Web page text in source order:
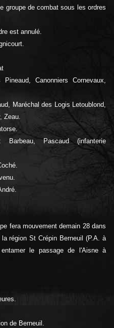
groupe de combat sous les ordres
est annulé.
Canonniers Cornevaux,
Maréchal des Logis Letoublond,
Zeau.
Pascaud (infanterie
fera mouvement demain 28 dans
région St Crépin Berneuil (P.A. à
le passage de l'Aisne à
de Berneuil.